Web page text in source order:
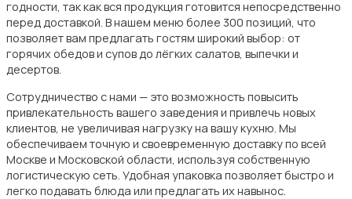
годности, так как вся продукция готовится непосредственно
перед доставкой. В нашем меню более 300 позиций, что
позволяет вам предлагать гостям широкий выбор: от
горячих обедов и супов до лёгких салатов, выпечки и
десертов.
Сотрудничество с нами — это возможность повысить
привлекательность вашего заведения и привлечь новых
клиентов, не увеличивая нагрузку на вашу кухню. Мы
обеспечиваем точную и своевременную доставку по всей
Москве и Московской области, используя собственную
логистическую сеть. Удобная упаковка позволяет быстро и
легко подавать блюда или предлагать их навынос.